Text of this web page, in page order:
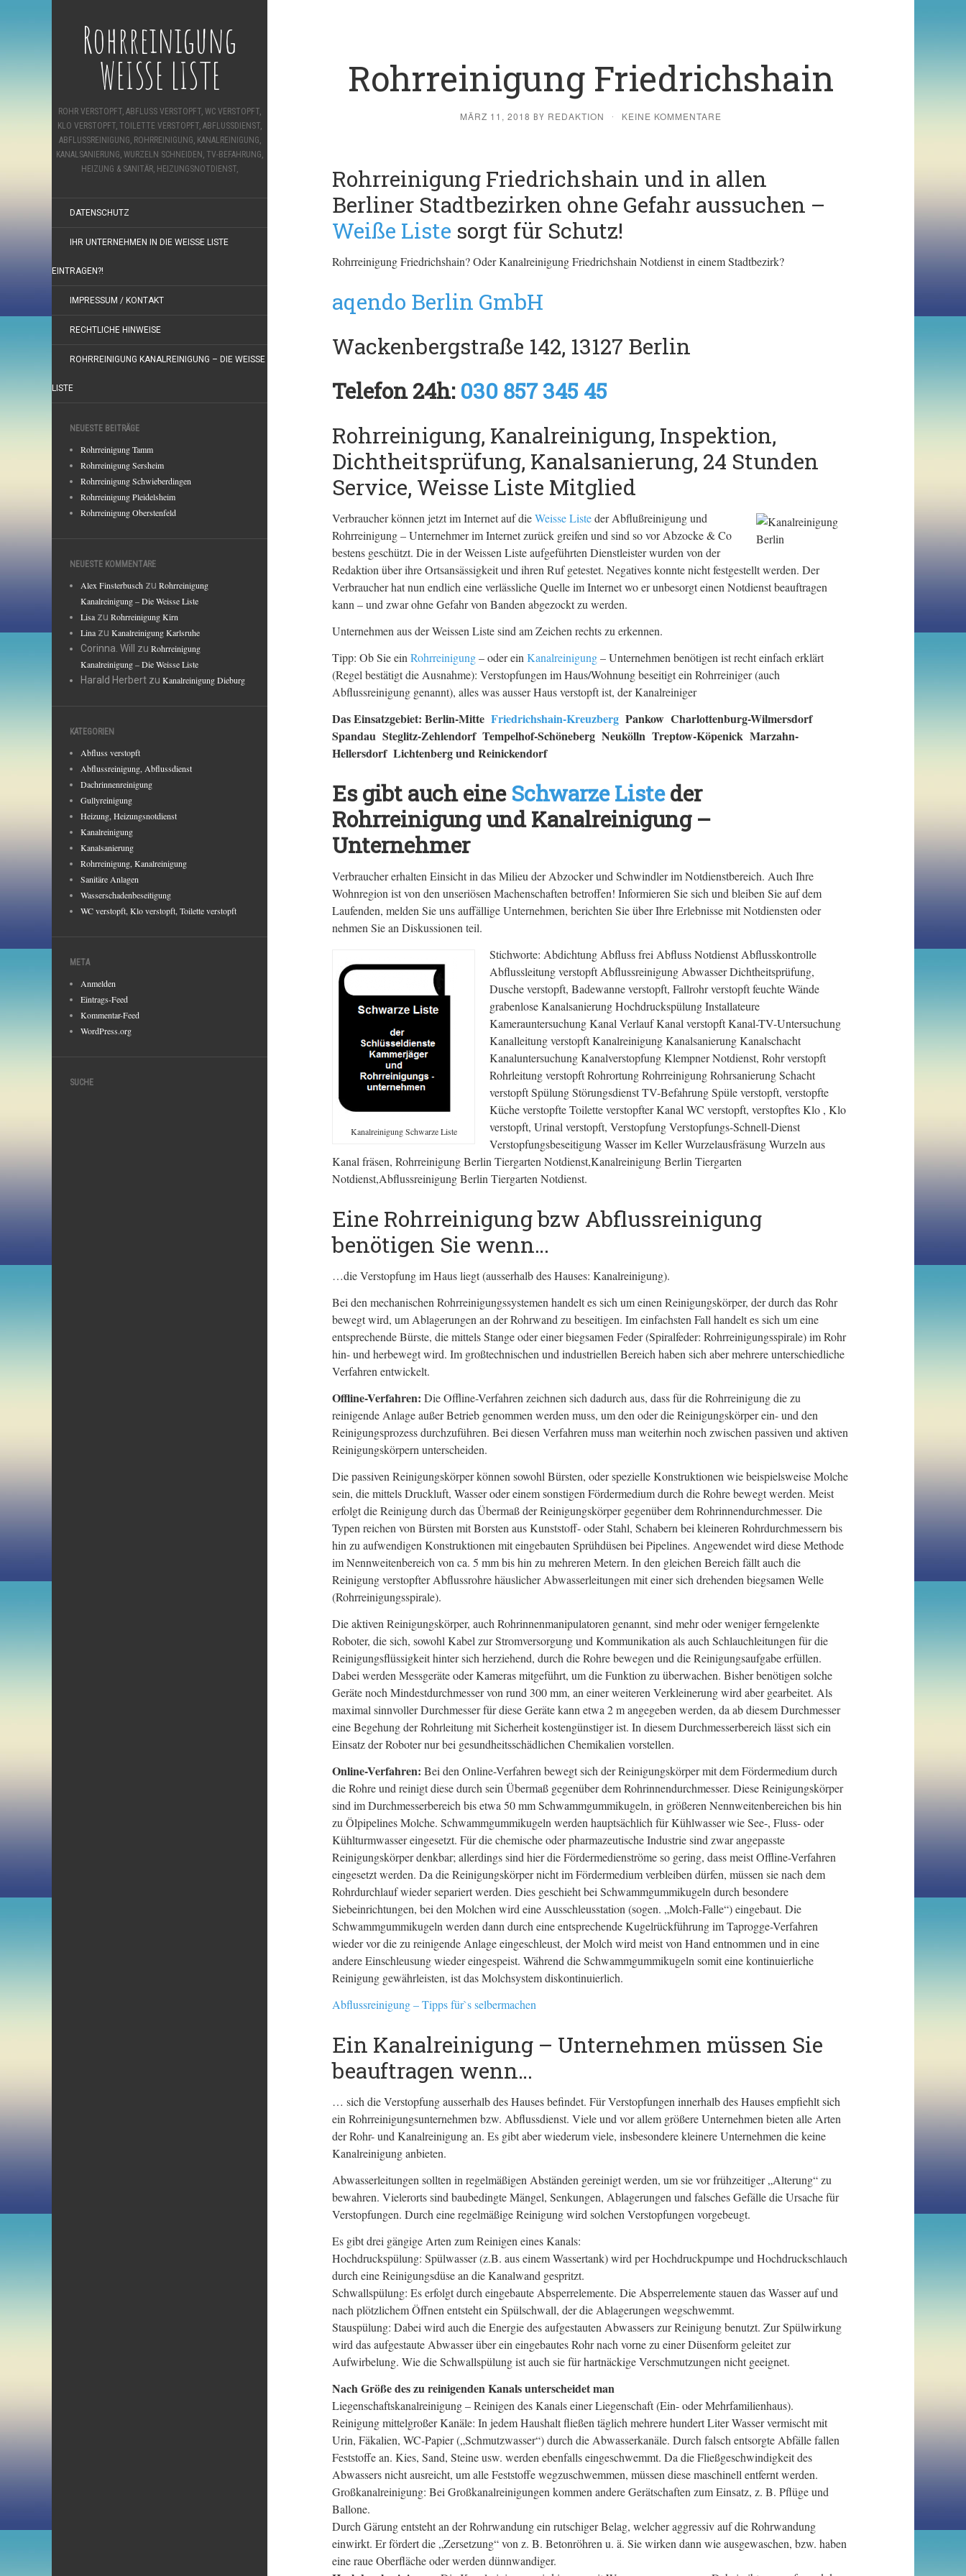
Rohrreinigung
WEISSE LISTE
ROHR VERSTOPFT, ABFLUSS VERSTOPFT, WC VERSTOPFT,
KLO VERSTOPFT, TOILETTE VERSTOPFT, ABFLUSSDIENST,
ABFLUSSREINIGUNG, ROHRREINIGUNG, KANALREINIGUNG,
KANALSANIERUNG, WURZELN SCHNEIDEN, TV-BEFAHRUNG,
HEIZUNG & SANITÄR, HEIZUNGSNOTDIENST,
DATENSCHUTZ
IHR UNTERNEHMEN IN DIE WEISSE LISTE E
INTRAGEN?!
IMPRESSUM / KONTAKT
RECHTLICHE HINWEISE
ROHRREINIGUNG KANALREINIGUNG – DIE WEISSE
LISTE
NEUESTE BEITRÄGE
Rohrreinigung Tamm
Rohrreinigung Sersheim
Rohrreinigung Schwieberdingen
Rohrreinigung Pleidelsheim
Rohrreinigung Oberstenfeld
NEUESTE KOMMENTARE
Alex Finsterbusch zu Rohrreinigung
Kanalreinigung – Die Weisse Liste
Lisa zu Rohrreinigung Kirn
Lina zu Kanalreinigung Karlsruhe
Corinna. Will
zu Rohrreinigung
Kanalreinigung – Die Weisse Liste
Harald Herbert zu Kanalreinigung Dieburg
KATEGORIEN
Abfluss verstopft
Abflussreinigung, Abflussdienst
Dachrinnenreinigung
Gullyreinigung
Heizung, Heizungsnotdienst
Kanalreinigung
Kanalsanierung
Rohrreinigung, Kanalreinigung
Sanitäre Anlagen
Wasserschadenbeseitigung
WC verstopft, Klo verstopft, Toilette verstopft
META
Anmelden
Eintrags-Feed
Kommentar-Feed
WordPress.org
SUCHE
Rohrreinigung Friedrichshain
MÄRZ 11, 2018 BY REDAKTION · KEINE KOMMENTARE
Rohrreinigung Friedrichshain und in allen
Berliner Stadtbezirken ohne Gefahr aussuchen –
Weiße Liste sorgt für Schutz!
Rohrreinigung Friedrichshain? Oder Kanalreinigung Friedrichshain Notdienst in einem Stadtbezirk?
aqendo Berlin GmbH
Wackenbergstraße 142, 13127 Berlin
Telefon 24h: 030 857 345 45
Rohrreinigung, Kanalreinigung, Inspektion,
Dichtheitsprüfung, Kanalsanierung, 24 Stunden
Service, Weisse Liste Mitglied
Verbraucher können jetzt im Internet auf dieWeisse Listeder Abflußreinigung und
Rohrreinigung – Unternehmer im Internet zurück greifen und sind so vor Abzocke & Co
bestens geschützt. Die in der Weissen Liste aufgeführten Dienstleister wurden von der
Redaktion über ihre Ortsansässigkeit und ihren Ruf getestet. Negatives konnte nicht festgestellt werden. Der
Verbraucher hat nun endlich eine verlässliche Quelle im Internet wo er unbesorgt einen Notdienst beauftragen
kann – und zwar ohne Gefahr von Banden abgezockt zu werden.
Unternehmen aus der Weissen Liste sind am Zeichen rechts zu erkennen.
Tipp: Ob Sie ein Rohrreinigung– oder ein Kanalreinigung– Unternehmen benötigen ist recht einfach erklärt
(Regel bestätigt die Ausnahme): Verstopfungen im Haus/Wohnung beseitigt ein Rohrreiniger (auch
Abflussreinigung genannt), alles was ausser Haus verstopft ist, der Kanalreiniger
Das Einsatzgebiet: Berlin-Mitte Friedrichshain-Kreuzberg Pankow Charlottenburg-Wilmersdorf
Spandau Steglitz-Zehlendorf Tempelhof-Schöneberg Neukölln Treptow-Köpenick Marzahn-
Hellersdorf Lichtenberg und Reinickendorf
Es gibt auch eine Schwarze Listeder
Rohrreinigung und Kanalreinigung –
Unternehmer
Verbraucher erhalten Einsicht in das Milieu der Abzocker und Schwindler im Notdienstbereich. Auch Ihre
Wohnregion ist von den unseriösen Machenschaften betroffen! Informieren Sie sich und bleiben Sie auf dem
Laufenden, melden Sie uns auffällige Unternehmen, berichten Sie über Ihre Erlebnisse mit Notdiensten oder
nehmen Sie an Diskussionen teil.
Kanalreinigung Schwarze Liste
Stichworte: Abdichtung Abfluss frei Abfluss Notdienst Abflusskontrolle
Abflussleitung verstopft Abflussreinigung Abwasser Dichtheitsprüfung,
Dusche verstopft, Badewanne verstopft, Fallrohr verstopft feuchte Wände
grabenlose Kanalsanierung Hochdruckspülung Installateure
Kamerauntersuchung Kanal Verlauf Kanal verstopft Kanal-TV-Untersuchung
Kanalleitung verstopft Kanalreinigung Kanalsanierung Kanalschacht
Kanaluntersuchung Kanalverstopfung Klempner Notdienst, Rohr verstopft
Rohrleitung verstopft Rohrortung Rohrreinigung Rohrsanierung Schacht
verstopft Spülung Störungsdienst TV-Befahrung Spüle verstopft, verstopfte
Küche verstopfte Toilette verstopfter Kanal WC verstopft, verstopftes Klo , Klo
verstopft, Urinal verstopft, Verstopfung Verstopfungs-Schnell-Dienst
Verstopfungsbeseitigung Wasser im Keller Wurzelausfräsung Wurzeln aus
Kanal fräsen, Rohrreinigung Berlin Tiergarten Notdienst,Kanalreinigung Berlin Tiergarten
Notdienst,Abflussreinigung Berlin Tiergarten Notdienst.
Eine Rohrreinigung bzw Abflussreinigung
benötigen Sie wenn…
…die Verstopfung im Haus liegt (ausserhalb des Hauses: Kanalreinigung).
Bei den mechanischen Rohrreinigungssystemen handelt es sich um einen Reinigungskörper, der durch das Rohr
bewegt wird, um Ablagerungen an der Rohrwand zu beseitigen. Im einfachsten Fall handelt es sich um eine
entsprechende Bürste, die mittels Stange oder einer biegsamen Feder (Spiralfeder: Rohrreinigungsspirale) im Rohr
hin- und herbewegt wird. Im großtechnischen und industriellen Bereich haben sich aber mehrere unterschiedliche
Verfahren entwickelt.
Offline-Verfahren: Die Offline-Verfahren zeichnen sich dadurch aus, dass für die Rohrreinigung die zu
reinigende Anlage außer Betrieb genommen werden muss, um den oder die Reinigungskörper ein- und den
Reinigungsprozess durchzuführen. Bei diesen Verfahren muss man weiterhin noch zwischen passiven und aktiven
Reinigungskörpern unterscheiden.
Die passiven Reinigungskörper können sowohl Bürsten, oder spezielle Konstruktionen wie beispielsweise Molche
sein, die mittels Druckluft, Wasser oder einem sonstigen Fördermedium durch die Rohre bewegt werden. Meist
erfolgt die Reinigung durch das Übermaß der Reinigungskörper gegenüber dem Rohrinnendurchmesser. Die
Typen reichen von Bürsten mit Borsten aus Kunststoff- oder Stahl, Schabern bei kleineren Rohrdurchmessern bis
hin zu aufwendigen Konstruktionen mit eingebauten Sprühdüsen bei Pipelines. Angewendet wird diese Methode
im Nennweitenbereich von ca. 5 mm bis hin zu mehreren Metern. In den gleichen Bereich fällt auch die
Reinigung verstopfter Abflussrohre häuslicher Abwasserleitungen mit einer sich drehenden biegsamen Welle
(Rohrreinigungsspirale).
Die aktiven Reinigungskörper, auch Rohrinnenmanipulatoren genannt, sind mehr oder weniger ferngelenkte
Roboter, die sich, sowohl Kabel zur Stromversorgung und Kommunikation als auch Schlauchleitungen für die
Reinigungsflüssigkeit hinter sich herziehend, durch die Rohre bewegen und die Reinigungsaufgabe erfüllen.
Dabei werden Messgeräte oder Kameras mitgeführt, um die Funktion zu überwachen. Bisher benötigen solche
Geräte noch Mindestdurchmesser von rund 300 mm, an einer weiteren Verkleinerung wird aber gearbeitet. Als
maximal sinnvoller Durchmesser für diese Geräte kann etwa 2 m angegeben werden, da ab diesem Durchmesser
eine Begehung der Rohrleitung mit Sicherheit kostengünstiger ist. In diesem Durchmesserbereich lässt sich ein
Einsatz der Roboter nur bei gesundheitsschädlichen Chemikalien vorstellen.
Online-Verfahren: Bei den Online-Verfahren bewegt sich der Reinigungskörper mit dem Fördermedium durch
die Rohre und reinigt diese durch sein Übermaß gegenüber dem Rohrinnendurchmesser. Diese Reinigungskörper
sind im Durchmesserbereich bis etwa 50 mm Schwammgummikugeln, in größeren Nennweitenbereichen bis hin
zu Ölpipelines Molche. Schwammgummikugeln werden hauptsächlich für Kühlwasser wie See-, Fluss- oder
Kühlturmwasser eingesetzt. Für die chemische oder pharmazeutische Industrie sind zwar angepasste
Reinigungskörper denkbar; allerdings sind hier die Fördermedienströme so gering, dass meist Offline-Verfahren
eingesetzt werden. Da die Reinigungskörper nicht im Fördermedium verbleiben dürfen, müssen sie nach dem
Rohrdurchlauf wieder separiert werden. Dies geschieht bei Schwammgummikugeln durch besondere
Siebeinrichtungen, bei den Molchen wird eine Ausschleusstation (sogen. „Molch-Falle“) eingebaut. Die
Schwammgummikugeln werden dann durch eine entsprechende Kugelrückführung im Taprogge-Verfahren
wieder vor die zu reinigende Anlage eingeschleust, der Molch wird meist von Hand entnommen und in eine
andere Einschleusung wieder eingespeist. Während die Schwammgummikugeln somit eine kontinuierliche
Reinigung gewährleisten, ist das Molchsystem diskontinuierlich.
Abflussreinigung – Tipps für`s selbermachen
Ein Kanalreinigung – Unternehmen müssen Sie
beauftragen wenn…
… sich die Verstopfung ausserhalb des Hauses befindet. Für Verstopfungen innerhalb des Hauses empfiehlt sich
ein Rohrreinigungsunternehmen bzw. Abflussdienst. Viele und vor allem größere Unternehmen bieten alle Arten
der Rohr- und Kanalreinigung an. Es gibt aber wiederum viele, insbesondere kleinere Unternehmen die keine
Kanalreinigung anbieten.
Abwasserleitungen sollten in regelmäßigen Abständen gereinigt werden, um sie vor frühzeitiger „Alterung“ zu
bewahren. Vielerorts sind baubedingte Mängel, Senkungen, Ablagerungen und falsches Gefälle die Ursache für
Verstopfungen. Durch eine regelmäßige Reinigung wird solchen Verstopfungen vorgebeugt.
Es gibt drei gängige Arten zum Reinigen eines Kanals:
Hochdruckspülung: Spülwasser (z.B. aus einem Wassertank) wird per Hochdruckpumpe und Hochdruckschlauch
durch eine Reinigungsdüse an die Kanalwand gespritzt.
Schwallspülung: Es erfolgt durch eingebaute Absperrelemente. Die Absperrelemente stauen das Wasser auf und
nach plötzlichem Öffnen entsteht ein Spülschwall, der die Ablagerungen wegschwemmt.
Stauspülung: Dabei wird auch die Energie des aufgestauten Abwassers zur Reinigung benutzt. Zur Spülwirkung
wird das aufgestaute Abwasser über ein eingebautes Rohr nach vorne zu einer Düsenform geleitet zur
Aufwirbelung. Wie die Schwallspülung ist auch sie für hartnäckige Verschmutzungen nicht geeignet.
Nach Größe des zu reinigenden Kanals unterscheidet man
Liegenschaftskanalreinigung – Reinigen des Kanals einer Liegenschaft (Ein- oder Mehrfamilienhaus).
Reinigung mittelgroßer Kanäle: In jedem Haushalt fließen täglich mehrere hundert Liter Wasser vermischt mit
Urin, Fäkalien, WC-Papier („Schmutzwasser“) durch die Abwasserkanäle. Durch falsch entsorgte Abfälle fallen
Feststoffe an. Kies, Sand, Steine usw. werden ebenfalls eingeschwemmt. Da die Fließgeschwindigkeit des
Abwassers nicht ausreicht, um alle Feststoffe wegzuschwemmen, müssen diese maschinell entfernt werden.
Großkanalreinigung: Bei Großkanalreinigungen kommen andere Gerätschaften zum Einsatz, z. B. Pflüge und
Ballone.
Durch Gärung entsteht an der Rohrwandung ein rutschiger Belag, welcher aggressiv auf die Rohrwandung
einwirkt. Er fördert die „Zersetzung“ von z. B. Betonröhren u. ä. Sie wirken dann wie ausgewaschen, bzw. haben
eine raue Oberfläche oder werden dünnwandiger.